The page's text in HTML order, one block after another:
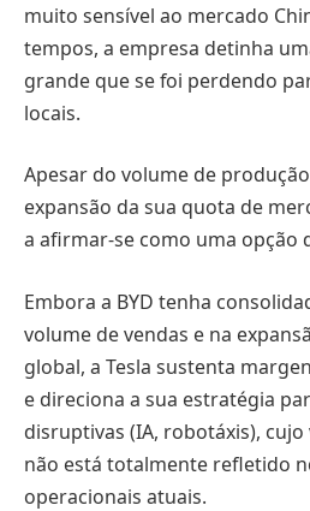
muito sensível ao mercado
tempos, a empresa detinha
grande que se foi perdendo
locais.
Apesar do volume de
expansão da sua quota de
a afirmar-se como uma opção
Embora a BYD tenha
volume de vendas e na
global, a Tesla sustenta
e direciona a sua estratégia
disruptivas (IA, robotáxis),
não está totalmente refletido
operacionais atuais.